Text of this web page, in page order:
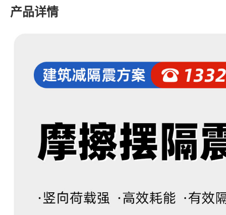
产品详情